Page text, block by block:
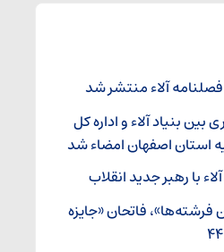
آلاء منتشر شد
بنیاد آلاء و اداره کل
استان اصفهان امضاء شد
با رهبر جدید انقلاب
فرشته‌ها»، فاتحان «جایزه